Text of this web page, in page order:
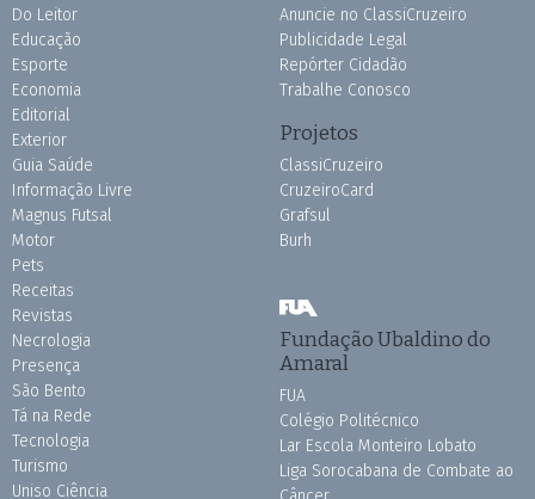
Do Leitor
Educação
Esporte
Economia
Editorial
Exterior
Guia Saúde
Informação Livre
Magnus Futsal
Motor
Pets
Receitas
Revistas
Necrologia
Presença
São Bento
Tá na Rede
Tecnologia
Turismo
Uniso Ciência
Anuncie no ClassiCruzeiro
Publicidade Legal
Repórter Cidadão
Trabalhe Conosco
Projetos
ClassiCruzeiro
CruzeiroCard
Grafsul
Burh
Fundação Ubaldino do
Amaral
FUA
Colégio Politécnico
Lar Escola Monteiro Lobato
Liga Sorocabana de Combate ao